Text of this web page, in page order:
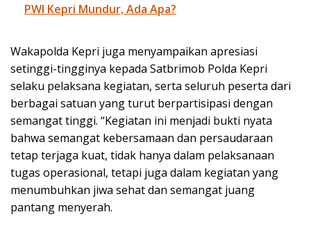
PWI Kepri Mundur, Ada Apa?
Wakapolda Kepri juga menyampaikan apresiasi
setinggi-tingginya kepada Satbrimob Polda Kepri
selaku pelaksana kegiatan, serta seluruh peserta dari
berbagai satuan yang turut berpartisipasi dengan
semangat tinggi. “Kegiatan ini menjadi bukti nyata
bahwa semangat kebersamaan dan persaudaraan
tetap terjaga kuat, tidak hanya dalam pelaksanaan
tugas operasional, tetapi juga dalam kegiatan yang
menumbuhkan jiwa sehat dan semangat juang
pantang menyerah.